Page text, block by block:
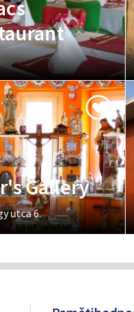
Gallery
utca 6.